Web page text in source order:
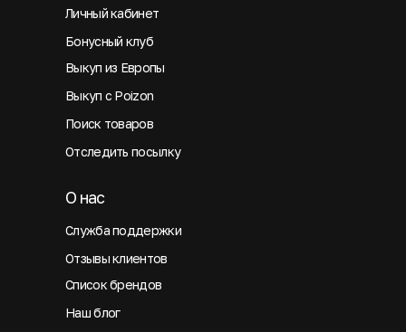
Личный кабинет
Бонусный клуб
Выкуп из Европы
Выкуп с Poizon
Поиск товаров
Отследить посылку
Служба поддержки
О нас
Отзывы клиентов
Список брендов
Наш блог